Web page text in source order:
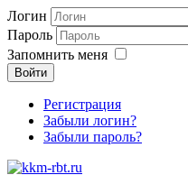
Логин
Пароль
Запомнить меня
Войти
Регистрация
Забыли логин?
Забыли пароль?